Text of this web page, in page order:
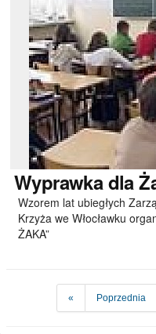
Wyprawkadla
Wzorem lat ubiegłych
Krzyża we Włocławku
ŻAKA”
« Poprzednia